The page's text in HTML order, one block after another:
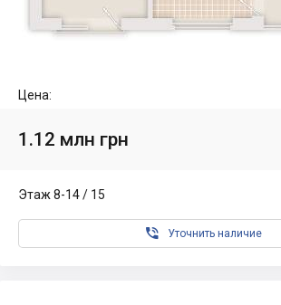
Цена:
1.12 млн грн
Этаж 8-14 / 15
 Уточнить наличие